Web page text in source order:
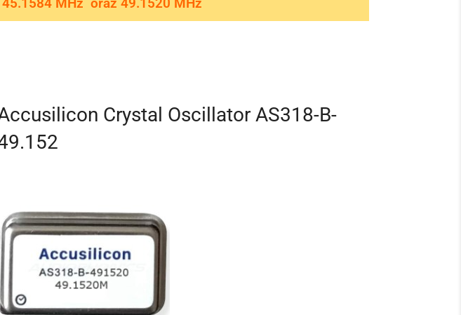
MHz oraz 49.1520 MHz
Crystal Oscillator AS318-B-